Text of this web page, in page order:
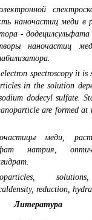
наночастиц меди в
-
наночастиц
spectroscopy it is
in the solution
dodecyl sulfate.
are formed at
меди,
натрия,
solutions,
reduction,
Литература